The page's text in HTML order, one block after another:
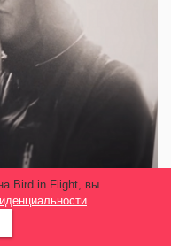
Эван Рейчел
о насилии
Bird in Flight, вы
.